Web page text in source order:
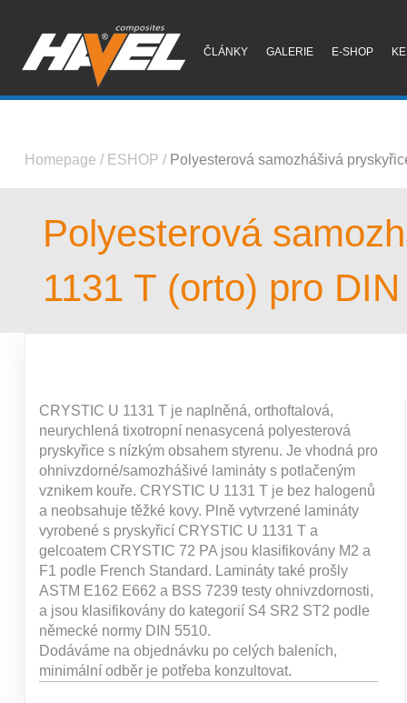
ČLÁNKY GALERIE E-SHOP
Homepage / ESHOP / Polyesterová samozhášivá
Polyesterová
1131 T (orto) pro
CRYSTIC U 1131 T je naplněná, orthoftalová,
neurychlená tixotropní nenasycená polyesterová
pryskyřice s nízkým obsahem styrenu. Je vhodná pro
ohnivzdorné/samozhášivé lamináty s potlačeným
vznikem kouře. CRYSTIC U 1131 T je bez halogenů
a neobsahuje těžké kovy. Plně vytvrzené lamináty
vyrobené s pryskyřicí CRYSTIC U 1131 T a
gelcoatem CRYSTIC 72 PA jsou klasifikovány M2 a
F1 podle French Standard. Lamináty také prošly
ASTM E162 E662 a BSS 7239 testy ohnivzdornosti,
a jsou klasifikovány do kategorií S4 SR2 ST2 podle
německé normy DIN 5510.
Dodáváme na objednávku po celých baleních,
minimální odběr je potřeba konzultovat.